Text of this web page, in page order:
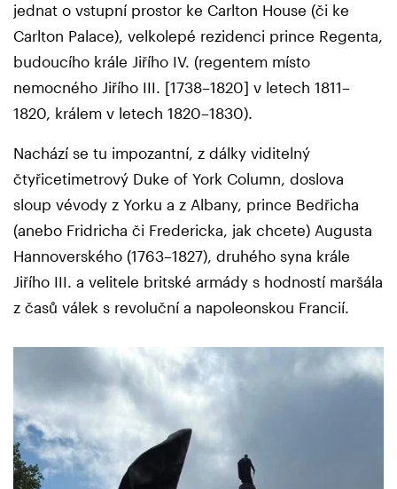
jednat o vstupní prostor ke Carlton House (či ke
Carlton Palace), velkolepé rezidenci prince Regenta,
budoucího krále Jiřího IV. (regentem místo
nemocného Jiřího III. [1738–1820] v letech 1811–
1820, králem v letech 1820–1830).
Nachází se tu impozantní, z dálky viditelný
čtyřicetimetrový Duke of York Column, doslova
sloup vévody z Yorku a z Albany, prince Bedřicha
(anebo Fridricha či Fredericka, jak chcete) Augusta
Hannoverského (1763–1827), druhého syna krále
Jiřího III. a velitele britské armády s hodností maršála
z časů válek s revoluční a napoleonskou Francií.